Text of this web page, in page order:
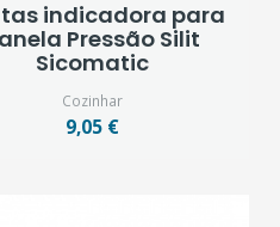
indicadora para
Pressão Silit
Sicomatic
Cozinhar
9,05 €